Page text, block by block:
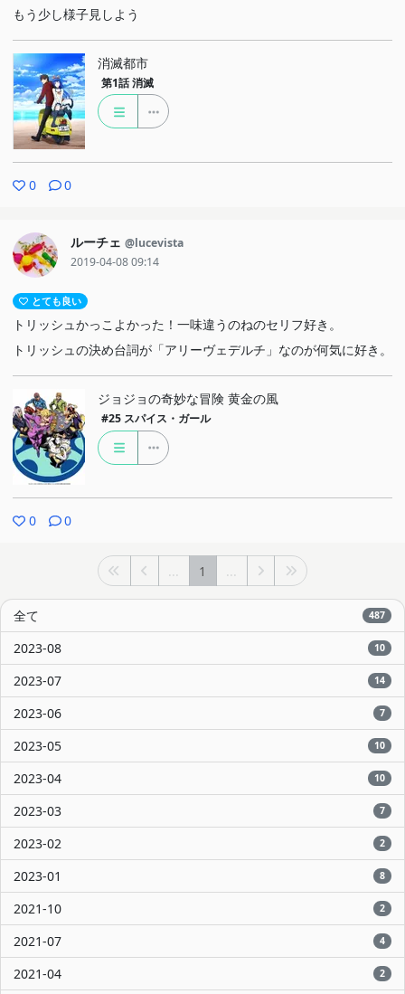
もう少し様子見しよう
消滅都市
第1話 消滅
0 0
ルーチェ @lucevista
2019-04-08 09:14
とても良い
トリッシュかっこよかった！一味違うのねのセリフ好き。
トリッシュの決め台詞が「アリーヴェデルチ」なのが何気に好き。
ジョジョの奇妙な冒険 黄金の風
#25 スパイス・ガール
0 0
... 1 ...
全て 487
2023-08 10
2023-07 14
2023-06 7
2023-05 10
2023-04 10
2023-03 7
2023-02 2
2023-01 8
2021-10 2
2021-07 4
2021-04 2